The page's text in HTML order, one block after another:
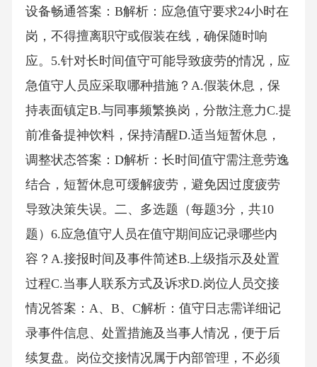
设备畅通答案：B解析：应急值守要求24小时在
岗，不得擅离职守或假装在线，确保随时响
应。5.针对长时间值守可能导致疲劳的情况，应
急值守人员应采取哪种措施？A.假装休息，保
持表面镇定B.与同事频繁换岗，分散注意力C.提
前准备提神饮料，保持清醒D.适当短暂休息，
调整状态答案：D解析：长时间值守需注意劳逸
结合，短暂休息可缓解疲劳，避免因过度疲劳
导致决策失误。二、多选题（每题3分，共10
题）6.应急值守人员在值守期间应记录哪些内
容？A.接报时间及事件简述B.上级指示及处置
过程C.当事人联系方式及诉求D.岗位人员交接
情况答案：A、B、C解析：值守日志需详细记
录事件信息、处置措施及当事人情况，便于后
续复盘。岗位交接情况属于内部管理，不必须